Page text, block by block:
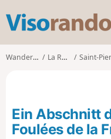
Wanderungen La Réunion Saint-Pierre (La
Ein Abschnitt
Foulées de la